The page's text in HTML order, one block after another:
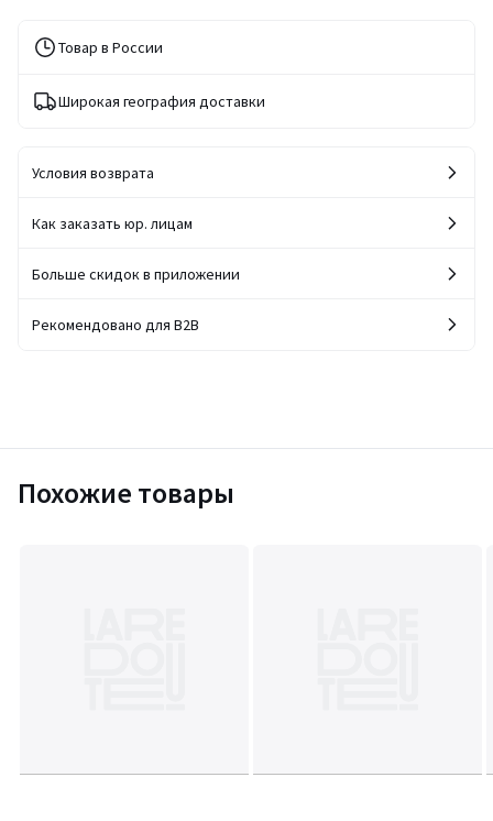
Товар в России
Широкая география доставки
Условия возврата
Как заказать юр. лицам
Больше скидок в приложении
Рекомендовано для B2B
Похожие товары